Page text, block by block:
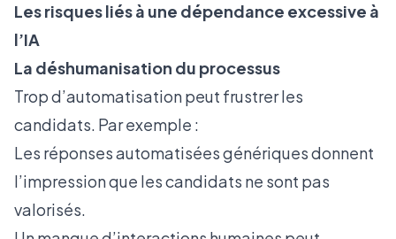
Les risques liés à une dépendance excessive à
l’IA
La déshumanisation du processus
Trop d’automatisation peut frustrer les
candidats. Par exemple :
Les réponses automatisées génériques donnent
l’impression que les candidats ne sont pas
valorisés.